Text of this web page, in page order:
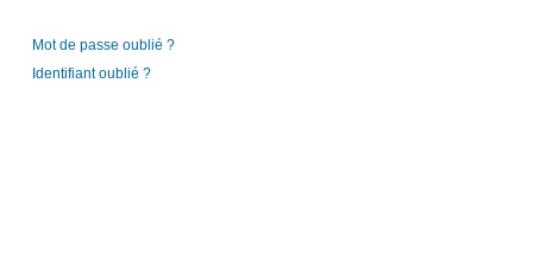
Mot de passe oublié ?
Identifiant oublié ?